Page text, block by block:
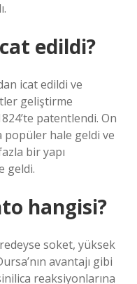
edildi?
icat edildi ve
geliştirme
patentlendi. On
popüler hale geldi ve
bir yapı
geldi.
hangisi?
soket, yüksek
avantajı gibi
reaksiyonlarına